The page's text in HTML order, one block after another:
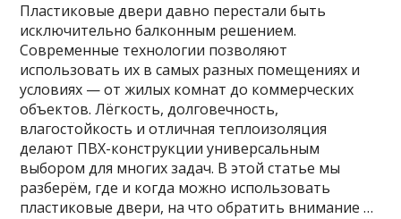
Пластиковые двери давно перестали быть
исключительно балконным решением.
Современные технологии позволяют
использовать их в самых разных помещениях и
условиях — от жилых комнат до коммерческих
объектов. Лёгкость, долговечность,
влагостойкость и отличная теплоизоляция
делают ПВХ-конструкции универсальным
выбором для многих задач. В этой статье мы
разберём, где и когда можно использовать
пластиковые двери, на что обратить внимание …